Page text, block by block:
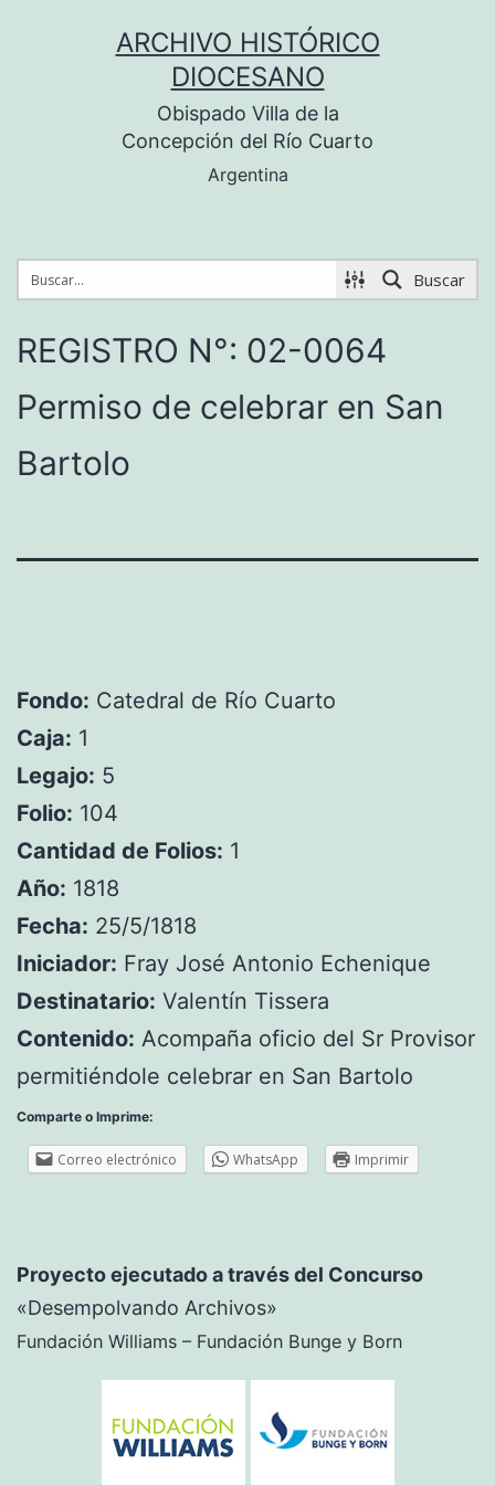
ARCHIVO HISTÓRICO
DIOCESANO
Obispado Villa de la
Concepción del Río Cuarto
Argentina
Buscar
REGISTRO N°: 02-0064
Permiso de celebrar en San
Bartolo
Fondo: Catedral de Río Cuarto
Caja: 1
Legajo: 5
Folio: 104
Cantidad de Folios: 1
Año: 1818
Fecha: 25/5/1818
Iniciador: Fray José Antonio Echenique
Destinatario: Valentín Tissera
Contenido: Acompaña oficio del Sr Provisor
permitiéndole celebrar en San Bartolo
Comparte o Imprime:
Correo electrónico WhatsApp Imprimir
Proyecto ejecutado a través del Concurso
«Desempolvando Archivos»
Fundación Williams – Fundación Bunge y Born